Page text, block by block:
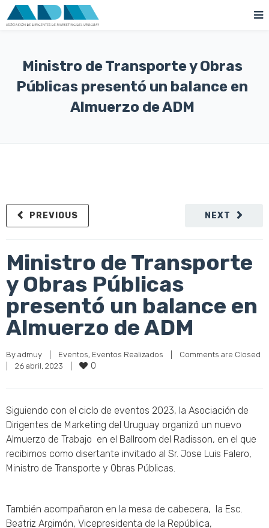
Ministro de Transporte y Obras
Públicas presentó un balance en
Almuerzo de ADM
NEXT
PREVIOUS
Ministro de Transporte
y Obras Públicas
presentó un balance en
Almuerzo de ADM
By admuy Eventos, Eventos Realizados
Comments are Closed
26 abril, 2023 0
Siguiendo con el ciclo de eventos 2023, la Asociación de
Dirigentes de Marketing del Uruguay organizó un nuevo
Almuerzo de Trabajo en el Ballroom del Radisson, en el que
recibimos como disertante invitado al Sr. Jose Luis Falero,
Ministro de Transporte y Obras Públicas.
También acompañaron en la mesa de cabecera, la Esc.
Beatriz Argimón, Vicepresidenta de la República,